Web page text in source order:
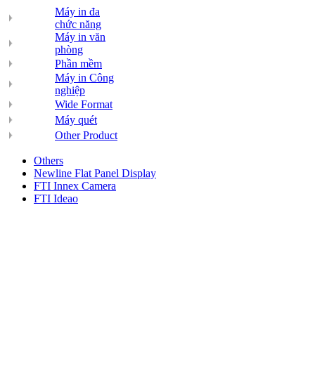
Máy in đa
chức năng
Máy in văn
phòng
Phần mềm
Máy in Công
nghiệp
Wide Format
Máy quét
Other Product
Others
Newline Flat Panel Display
FTI Innex Camera
FTI Ideao